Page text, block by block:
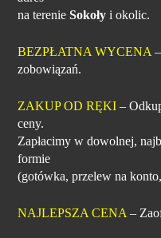
na terenie Sokołyi okolic.
BEZPŁATNA WYCENA
zobowiązań.
ZAKUP OD RĘKI –
ceny.
Zapłacimy w dowolnej,
formie
(gotówka, przelew na
NAJLEPSZA CENA –